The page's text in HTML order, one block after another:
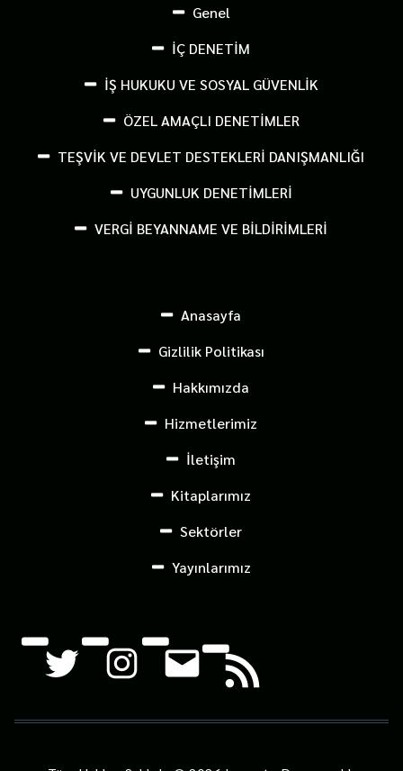
Genel
İÇ DENETİM
İŞ HUKUKU VE SOSYAL GÜVENLİK
ÖZEL AMAÇLI DENETİMLER
TEŞVİK VE DEVLET DESTEKLERİ DANIŞMANLIĞI
UYGUNLUK DENETİMLERİ
VERGİ BEYANNAME VE BİLDİRİMLERİ
Anasayfa
Gizlilik Politikası
Hakkımızda
Hizmetlerimiz
İletişim
Kitaplarımız
Sektörler
Yayınlarımız
TwitterInstagram
Mail